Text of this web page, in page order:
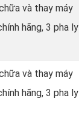
và thay máy
hãng, 3 pha ly
và thay máy
hãng, 3 pha ly